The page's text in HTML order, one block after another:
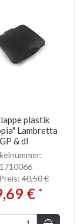
plastik
Lambretta
GP & dl
40,50 €
€ *